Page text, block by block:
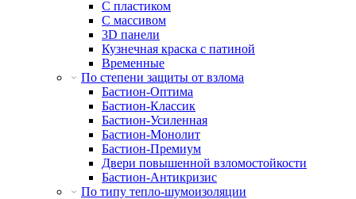
С пластиком
С массивом
3D панели
Кузнечная краска с патиной
Временные
По степени защиты от взлома
Бастион-Оптима
Бастион-Классик
Бастион-Усиленная
Бастион-Монолит
Бастион-Премиум
Двери повышенной взломостойкости
Бастион-Антикризис
По типу тепло-шумоизоляции